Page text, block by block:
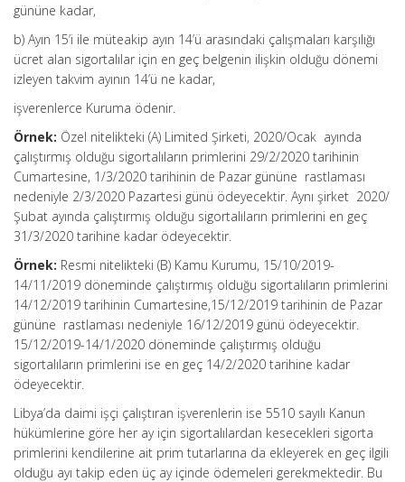
gününe kadar,
b) Ayın 15’i ile müteakip ayın 14’ü arasındaki çalışmaları karşılığı
ücret alan sigortalılar için en geç belgenin ilişkin olduğu dönemi
izleyen takvim ayının 14’ü ne kadar,
işverenlerce Kuruma ödenir.
Örnek: Özel nitelikteki (A) Limited Şirketi, 2020/Ocak ayında
çalıştırmış olduğu sigortalıların primlerini 29/2/2020 tarihinin
Cumartesine, 1/3/2020 tarihinin de Pazar gününe rastlaması
nedeniyle 2/3/2020 Pazartesi günü ödeyecektir. Aynı şirket 2020/
Şubat ayında çalıştırmış olduğu sigortalıların primlerini en geç
31/3/2020 tarihine kadar ödeyecektir.
Örnek: Resmi nitelikteki (B) Kamu Kurumu, 15/10/2019-
14/11/2019 döneminde çalıştırmış olduğu sigortalıların primlerini
14/12/2019 tarihinin Cumartesine,15/12/2019 tarihinin de Pazar
gününe rastlaması nedeniyle 16/12/2019 günü ödeyecektir.
15/12/2019-14/1/2020 döneminde çalıştırmış olduğu
sigortalıların primlerini ise en geç 14/2/2020 tarihine kadar
ödeyecektir.
Libya’da daimi işçi çalıştıran işverenlerin ise 5510 sayılı Kanun
hükümlerine göre her ay için sigortalılardan kesecekleri sigorta
primlerini kendilerine ait prim tutarlarına da ekleyerek en geç ilgili
olduğu ayı takip eden üç ay içinde ödemeleri gerekmektedir. Bu